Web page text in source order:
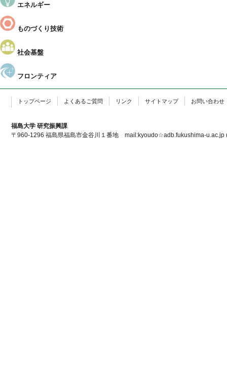
エネルギー
ものづくり技術
社会基盤
フロンティア
トップページ よくあるご質問 リンク サイトマップ お問い合わせ
福島大学 研究振興課
〒960-1296 福島県福島市金谷川１番地 mail:kyoudo☆adb.fukushima-u.ac.jp